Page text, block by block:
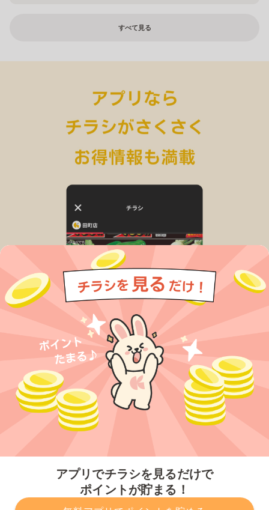
アプリでチラシを見るだけで
ポイントが貯まる！
すべて見る